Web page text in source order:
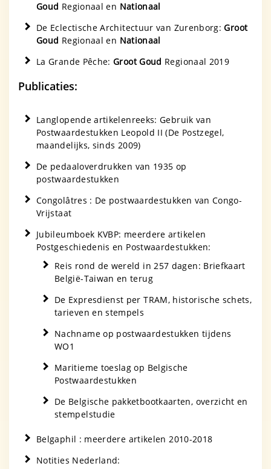
Goud Regionaal en Nationaal
De Eclectische Architectuur van Zurenborg:Groot
Goud Regionaal en Nationaal
La Grande Pêche:Groot Goud Regionaal 2019
Publicaties:
Langlopende artikelenreeks: Gebruik van
Postwaardestukken Leopold II (De Postzegel,
maandelijks, sinds 2009)
De pedaaloverdrukken van 1935 op
postwaardestukken
Congolâtres : De postwaardestukken van Congo-
Vrijstaat
Jubileumboek KVBP: meerdere artikelen
Postgeschiedenis en Postwaardestukken:
Reis rond de wereld in 257 dagen: Briefkaart
België-Taiwan en terug
De Expresdienst per TRAM, historische schets,
tarieven en stempels
Nachname op postwaardestukken tijdens
WO1
Maritieme toeslag op Belgische
Postwaardestukken
De Belgische pakketbootkaarten, overzicht en
stempelstudie
Belgaphil : meerdere artikelen 2010-2018
Notities Nederland: